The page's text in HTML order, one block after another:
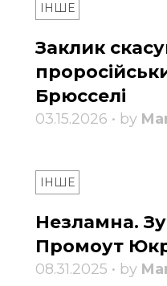
ІНШЕ
Заклик
Брюсселі
03.15.2026 • by
ІНШЕ
Незламна.
Промоут
08.31.2025 • by